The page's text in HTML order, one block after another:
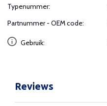
Typenummer:
Partnummer - OEM code:
Gebruik:
Reviews